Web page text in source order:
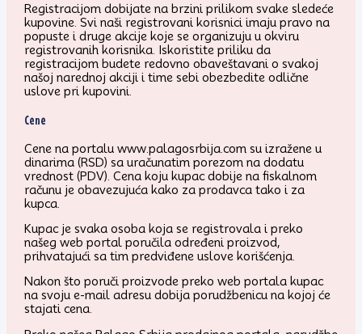
Registracijom dobijate na brzini prilikom svake sledeće
kupovine. Svi naši registrovani korisnici imaju pravo na
popuste i druge akcije koje se organizuju u okviru
registrovanih korisnika. Iskoristite priliku da
registracijom budete redovno obaveštavani o svakoj
našoj narednoj akciji i time sebi obezbedite odlične
uslove pri kupovini.
Cene
Cene na portalu www.palagosrbija.com su izražene u
dinarima (RSD) sa uračunatim porezom na dodatu
vrednost (PDV). Cena koju kupac dobije na fiskalnom
računu je obavezujuća kako za prodavca tako i za
kupca.
Kupac je svaka osoba koja se registrovala i preko
našeg web portal poručila određeni proizvod,
prihvatajući sa tim predviđene uslove korišćenja.
Nakon što poruči proizvode preko web portala kupac
na svoju e-mail adresu dobija porudžbenicu na kojoj će
stajati cena.